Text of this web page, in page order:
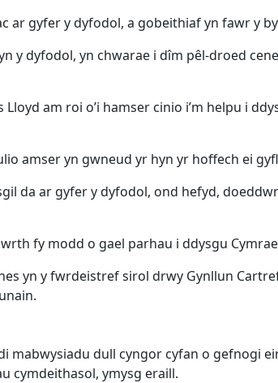
ar gyfer y dyfodol, a gobeithiaf yn fawr y
y dyfodol, yn chwarae i dîm pêl-droed
am roi o’i hamser cinio i’m helpu i
amser yn gwneud yr hyn yr hoffech ei
da ar gyfer y dyfodol, ond hefyd,
fy modd o gael parhau i ddysgu
yn y fwrdeistref sirol drwy Gynllun
mabwysiadu dull cyngor cyfan o gefnogi
cymdeithasol, ymysg eraill.